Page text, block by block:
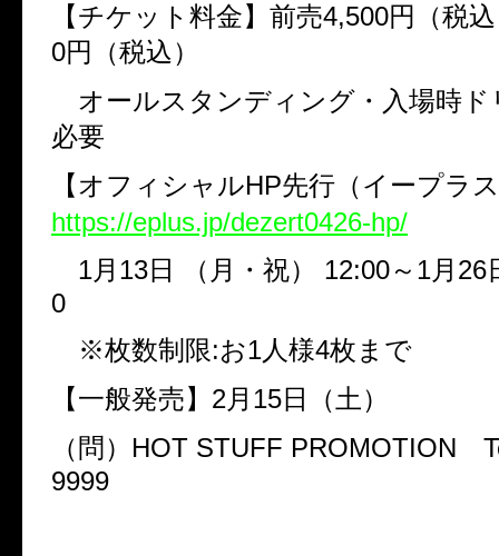
【チケット料金】前売4,500円（税
0円（税込）
オールスタンディング・入場時ド
必要
【オフィシャルHP先行（イープラ
https://eplus.jp/dezert0426-hp/
1月 13日 （月・祝） 12:00～ 1月 26
0
※枚数制限:お1人様4枚まで
【一般発売】 2月 15日（土）
（問） HOT STUFF PROMOTION
9999